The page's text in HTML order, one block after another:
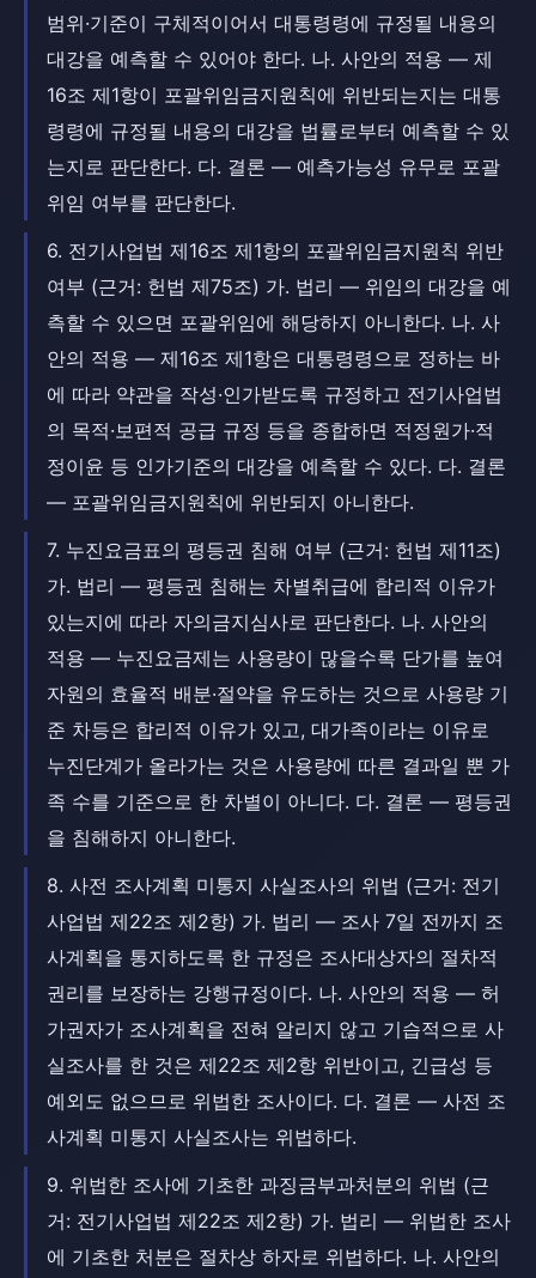
범위·기준이 구체적이어서 대통령령에 규정될 내용의
대강을 예측할 수 있어야 한다. 나. 사안의 적용 — 제
16조 제1항이 포괄위임금지원칙에 위반되는지는 대통
령령에 규정될 내용의 대강을 법률로부터 예측할 수 있
는지로 판단한다. 다. 결론 — 예측가능성 유무로 포괄
위임 여부를 판단한다.
6. 전기사업법 제16조 제1항의 포괄위임금지원칙 위반
여부 (근거: 헌법 제75조) 가. 법리 — 위임의 대강을 예
측할 수 있으면 포괄위임에 해당하지 아니한다. 나. 사
안의 적용 — 제16조 제1항은 대통령령으로 정하는 바
에 따라 약관을 작성·인가받도록 규정하고 전기사업법
의 목적·보편적 공급 규정 등을 종합하면 적정원가·적
정이윤 등 인가기준의 대강을 예측할 수 있다. 다. 결론
— 포괄위임금지원칙에 위반되지 아니한다.
7. 누진요금표의 평등권 침해 여부 (근거: 헌법 제11조)
가. 법리 — 평등권 침해는 차별취급에 합리적 이유가
있는지에 따라 자의금지심사로 판단한다. 나. 사안의
적용 — 누진요금제는 사용량이 많을수록 단가를 높여
자원의 효율적 배분·절약을 유도하는 것으로 사용량 기
준 차등은 합리적 이유가 있고, 대가족이라는 이유로
누진단계가 올라가는 것은 사용량에 따른 결과일 뿐 가
족 수를 기준으로 한 차별이 아니다. 다. 결론 — 평등권
을 침해하지 아니한다.
8. 사전 조사계획 미통지 사실조사의 위법 (근거: 전기
사업법 제22조 제2항) 가. 법리 — 조사 7일 전까지 조
사계획을 통지하도록 한 규정은 조사대상자의 절차적
권리를 보장하는 강행규정이다. 나. 사안의 적용 — 허
가권자가 조사계획을 전혀 알리지 않고 기습적으로 사
실조사를 한 것은 제22조 제2항 위반이고, 긴급성 등
예외도 없으므로 위법한 조사이다. 다. 결론 — 사전 조
사계획 미통지 사실조사는 위법하다.
9. 위법한 조사에 기초한 과징금부과처분의 위법 (근
거: 전기사업법 제22조 제2항) 가. 법리 — 위법한 조사
에 기초한 처분은 절차상 하자로 위법하다. 나. 사안의